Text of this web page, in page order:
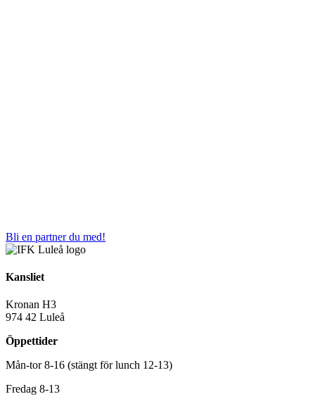
Bli en partner du med!
Kansliet
Kronan H3
974 42 Luleå
Öppettider
Mån-tor 8-16 (stängt för lunch 12-13)
Fredag 8-13